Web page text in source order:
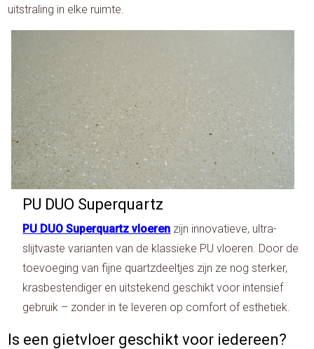
uitstraling in elke ruimte.
PU DUO Superquartz
PU DUO Superquartz vloeren zijn innovatieve, ultra-
slijtvaste varianten van de klassieke PU vloeren. Door de
toevoeging van fijne quartzdeeltjes zijn ze nog sterker,
krasbestendiger en uitstekend geschikt voor intensief
gebruik – zonder in te leveren op comfort of esthetiek.
Is een gietvloer geschikt voor iedereen?